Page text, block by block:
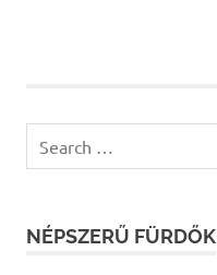
for:
NÉPSZERŰ FÜRDŐK